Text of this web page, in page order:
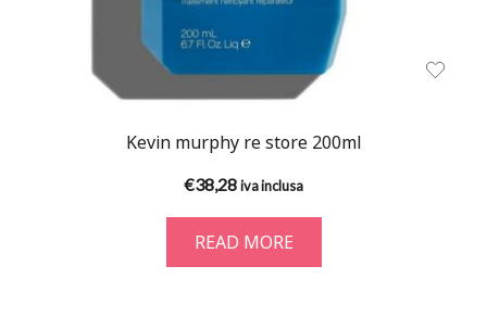
Kevin murphy re store 200ml
€38,28iva inclusa
READ MORE